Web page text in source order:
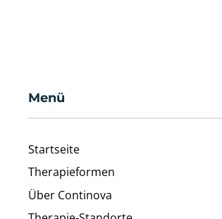
Menü
Startseite
Therapieformen
Über Continova